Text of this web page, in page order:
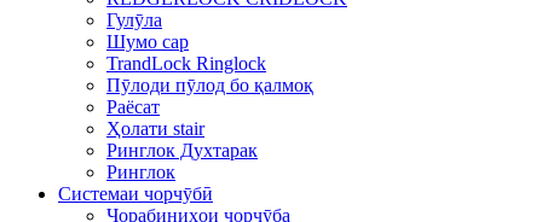
Гулӯла
Шумо сар
TrandLock Ringlock
Пӯлоди пӯлод бо қалмоқ
Раёсат
Ҳолати stair
Ринглок Духтарак
Ринглок
Системаи чорчӯбӣ
Чорабиниҳои чорчӯба